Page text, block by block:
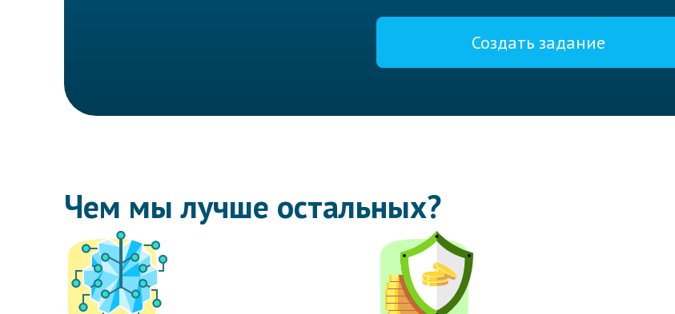
Создать задание
Чем мы лучше остальных?